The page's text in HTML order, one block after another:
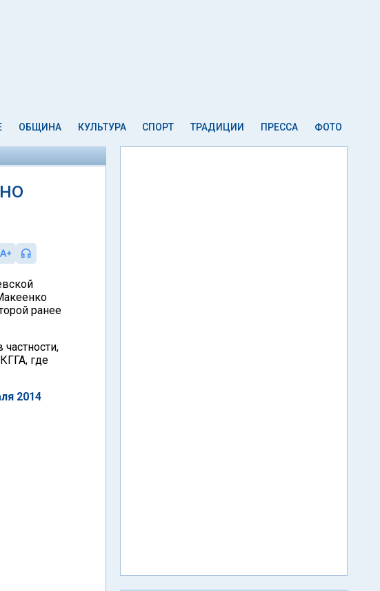
ОБЩИНА КУЛЬТУРА СПОРТ ТРАДИЦИИ ПРЕССА ФОТО
ранее
КГГА, где
2014